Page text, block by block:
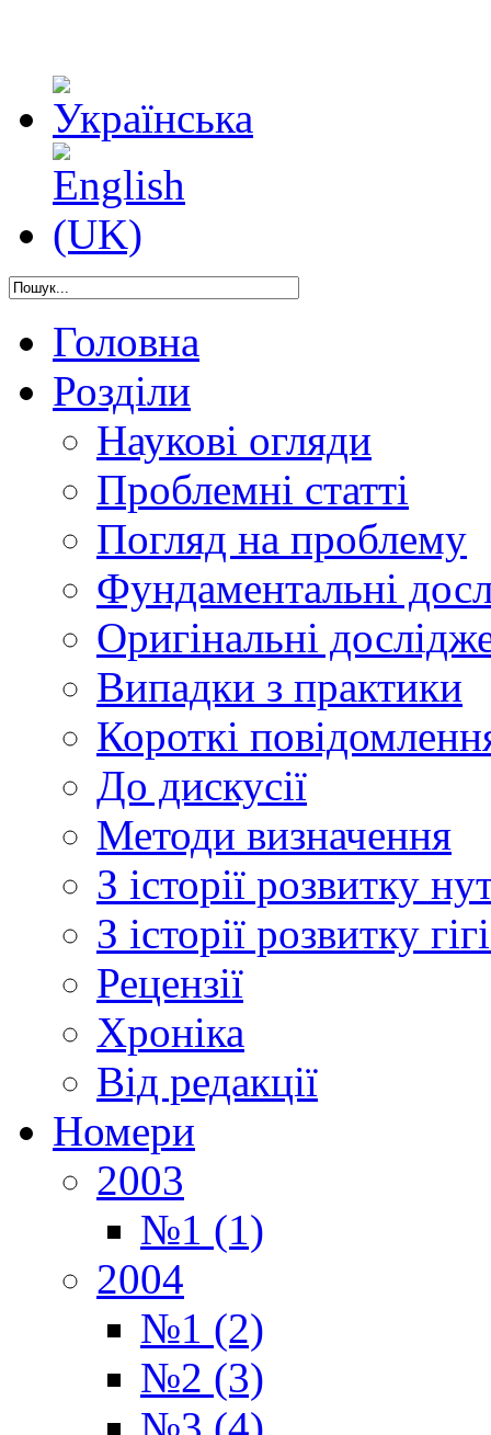
Головна
Розділи
Наукові огляди
Проблемні статті
Погляд на проблему
Фундаментальні
Оригінальні
Випадки з практики
Короткі
До дискусії
Методи визначення
З історії розвитку
З історії розвитку
Рецензії
Хроніка
Від редакції
Номери
2003
№1 (1)
2004
№1 (2)
№2 (3)